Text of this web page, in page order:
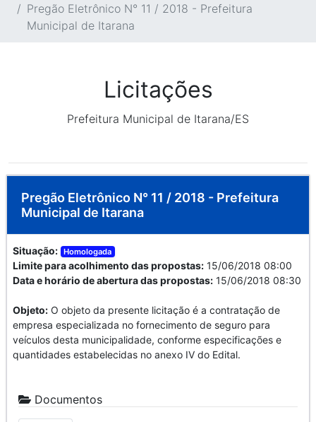
Pregão Eletrônico N° 11 / 2018 - Prefeitura
Municipal de Itarana
Licitações
Prefeitura Municipal de Itarana/ES
Pregão Eletrônico N° 11 / 2018 - Prefeitura
Municipal de Itarana
Situação: Homologada
Limite para acolhimento das propostas: 15/06/2018 08:00
Data e horário de abertura das propostas: 15/06/2018 08:30
Objeto: O objeto da presente licitação é a contratação de
empresa especializada no fornecimento de seguro para
veículos desta municipalidade, conforme especificações e
quantidades estabelecidas no anexo IV do Edital.
Documentos